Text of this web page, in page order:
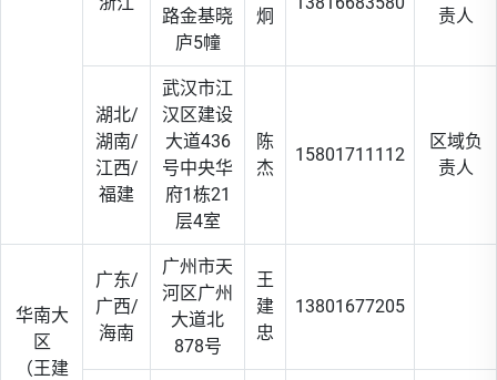
路金基晓
庐5幢
炯
责人
湖北/
湖南/
江西/
福建
武汉市江
汉区建设
大道436
号中央华
府1栋21
层4室
陈
杰
15801711112
区域负
责人
华南大
区
（王建
广东/
广西/
海南
广州市天
河区广州
大道北
878号
王
建
忠
13801677205